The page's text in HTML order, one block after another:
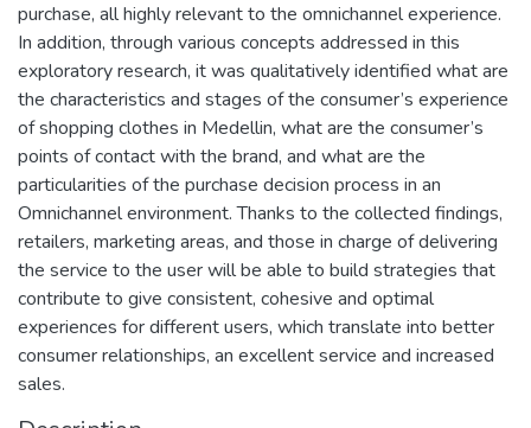
purchase, all highly relevant to the omnichannel experience.
In addition, through various concepts addressed in this
exploratory research, it was qualitatively identified what are
the characteristics and stages of the consumer’s experience
of shopping clothes in Medellin, what are the consumer’s
points of contact with the brand, and what are the
particularities of the purchase decision process in an
Omnichannel environment. Thanks to the collected findings,
retailers, marketing areas, and those in charge of delivering
the service to the user will be able to build strategies that
contribute to give consistent, cohesive and optimal
experiences for different users, which translate into better
consumer relationships, an excellent service and increased
sales.